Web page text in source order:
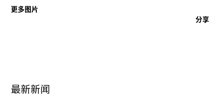
更多图片
分享
最新新闻